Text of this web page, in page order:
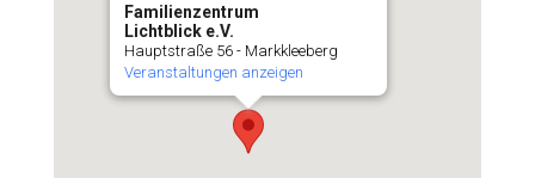
Familienzentrum
Lichtblick e.V.
Hauptstraße 56 - Markkleeberg
Veranstaltungen anzeigen